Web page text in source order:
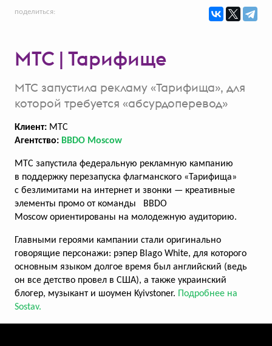
поделиться:
МТС | Тарифище
МТС запустила рекламу «Тарифища», для
которой требуется «абсурдоперевод»
Клиент: МТС
Агентство: BBDO Moscow
МТС запустила федеральную рекламную кампанию
в поддержку перезапуска флагманского «Тарифища»
с безлимитами на интернет и звонки — креативные
элементы промо от команды BBDO
Moscow ориентированы на молодежную аудиторию.
Главными героями кампании стали оригинально
говорящие персонажи: рэпер Blago White, для которого
основным языком долгое время был английский (ведь
он все детство провел в США), а также украинский
блогер, музыкант и шоумен Kyivstoner. Подробнее на
Sostav.
Новогодние волшебники
Whiskas и BBDO Moscow запустили
новогоднюю кампанию
всего голосов: 142
Итоисёнос от «Утконоса»
Great создали новые слова, чтобы описать,
сколько всего приносит «Утконос»